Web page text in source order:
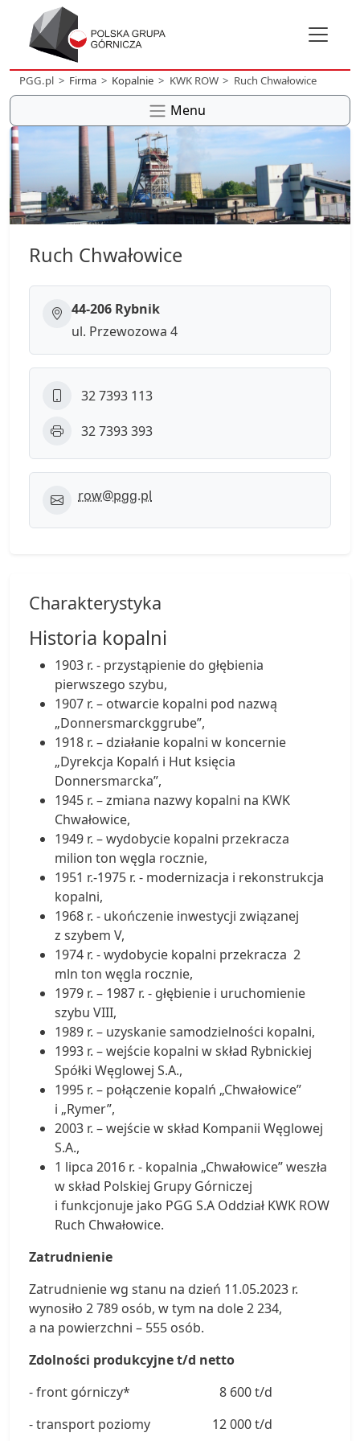
PGG.pl Firma Kopalnie KWK ROW Ruch Chwałowice
Menu
Ruch Chwałowice
44-206 Rybnik
ul. Przewozowa 4
32 7393 113
32 7393 393
row@pgg.pl
Charakterystyka
Historia kopalni
1903 r. - przystąpienie do głębienia
pierwszego szybu,
1907 r. – otwarcie kopalni pod nazwą
„Donnersmarckggrube”,
1918 r. – działanie kopalni w koncernie
„Dyrekcja Kopalń i Hut księcia
Donnersmarcka”,
1945 r. – zmiana nazwy kopalni na KWK
Chwałowice,
1949 r. – wydobycie kopalni przekracza
milion ton węgla rocznie,
1951 r.-1975 r. - modernizacja i rekonstrukcja
kopalni,
1968 r. - ukończenie inwestycji związanej
z szybem V,
1974 r. - wydobycie kopalni przekracza 2
mln ton węgla rocznie,
1979 r. – 1987 r. - głębienie i uruchomienie
szybu VIII,
1989 r. – uzyskanie samodzielności kopalni,
1993 r. – wejście kopalni w skład Rybnickiej
Spółki Węglowej S.A.,
1995 r. – połączenie kopalń „Chwałowice”
i „Rymer”,
2003 r. – wejście w skład Kompanii Węglowej
S.A.,
1 lipca 2016 r. - kopalnia „Chwałowice” weszła
w skład Polskiej Grupy Górniczej
i funkcjonuje jako PGG S.A Oddział KWK ROW
Ruch Chwałowice.
Zatrudnienie
Zatrudnienie wg stanu na dzień 11.05.2023 r.
wynosiło 2 789 osób, w tym na dole 2 234,
a na powierzchni – 555 osób.
Zdolności produkcyjne t/d netto
- front górniczy*
8 600 t/d
- transport poziomy
12 000 t/d